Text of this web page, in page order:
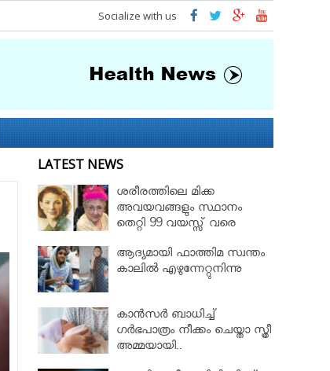
Socialize with us
LATEST NEWS
ശരീരത്തിലെ മിക്ക
അവയവങ്ങളും സ്ഥാനം
തെറ്റി 99 വയസ്സ് വരെ
ആദ്യമായി ഫാത്തിമ സ്വന്തം
കാലില്‍ എഴുന്നേറ്റുനിന്നു
കാൻസർ ബാധിച്ച്
ഗർഭപാത്രം നീക്കം ചെയ്താ സ്ത്രീ
അമ്മയായി..